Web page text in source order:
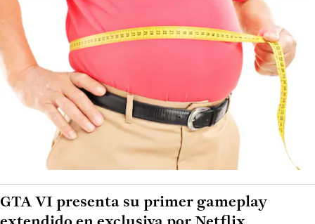
GTA VI presenta su primer gameplay